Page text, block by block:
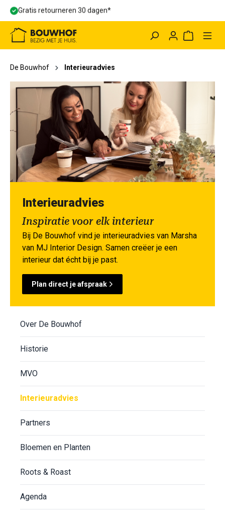
Gratis retourneren 30 dagen*
De Bouwhof Interieuradvies
Interieuradvies
Inspiratie voor elk interieur
Bij De Bouwhof vind je interieuradvies van Marsha
van MJ Interior Design. Samen creëer je een
interieur dat écht bij je past.
Plan direct je afspraak
Over De Bouwhof
Historie
MVO
Interieuradvies
Partners
Bloemen en Planten
Roots & Roast
Agenda